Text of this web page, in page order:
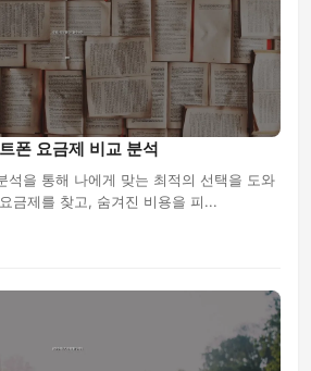
폰 요금제 비교 분석
석을 통해 나에게 맞는 최적의 선택을 도와
금제를 찾고, 숨겨진 비용을 피...